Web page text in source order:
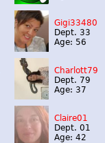
Gigi33480
Dept. 33
Age: 56
Charlott79
Dept. 79
Age: 37
Claire01
Dept. 01
Age: 42